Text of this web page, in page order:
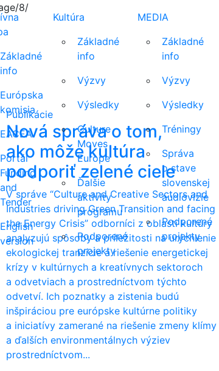
8/
Základné
info
Európska
komisia
EACEA
Portál
Funding
and
Tender
English
version
Kultúra
Základné
info
Výzvy
Výsledky
Culture
Moves
Europe
Ďalšie
aktivity
programu
Podporené
projekty
MEDIA
Základné
info
Výzvy
Výsledky
Tréningy
Správa
o stave
slovenskej
audiovízie
Podporené
projekty
Publikácie
Nová správa o tom,
ako môže kultúra
podporiť zelené ciele
V správe “Culture and Creative Sectors and
Industries driving Green Transition and facing
the Energy Crisis” odborníci z oblasti kultúry
analyzujú spôsoby a príležitosti na urýchlenie
ekologickej tranzície a riešenie energetickej
krízy v kultúrnych a kreatívnych sektoroch
a odvetviach a prostredníctvom týchto
odvetví. Ich poznatky a zistenia budú
inšpiráciou pre európske kultúrne politiky
a iniciatívy zamerané na riešenie zmeny klímy
a ďalších environmentálnych výziev
prostredníctvom...